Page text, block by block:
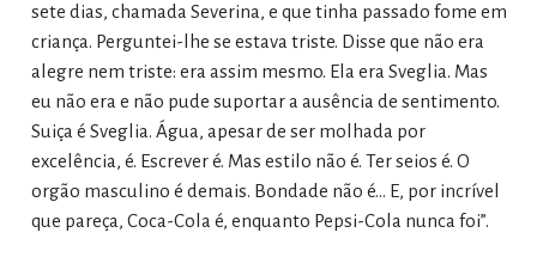
sete dias, chamada Severina, e que tinha passado fome em
criança. Perguntei-lhe se estava triste. Disse que não era
alegre nem triste: era assim mesmo. Ela era Sveglia. Mas
eu não era e não pude suportar a ausência de sentimento.
Suiça é Sveglia. Água, apesar de ser molhada por
excelência, é. Escrever é. Mas estilo não é. Ter seios é. O
orgão masculino é demais. Bondade não é… E, por incrível
que pareça, Coca-Cola é, enquanto Pepsi-Cola nunca foi”.